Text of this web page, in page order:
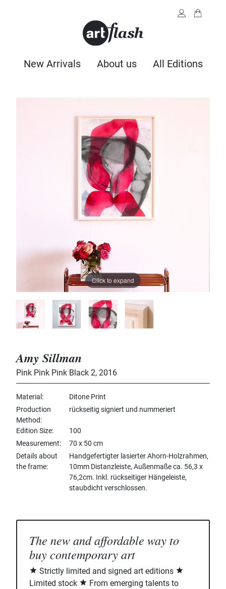
New Arrivals About us All Editions
Click to expand
Amy Sillman
Pink Pink Pink Black 2, 2016
Material
Ditone Print
Production
Method
rückseitig signiert und nummeriert
Edition Size
100
Measurement
70 x 50 cm
Details about
the frame
Handgefertigter lasierter Ahorn-Holzrahmen,
10mm Distanzleiste, Außenmaße ca. 56,3 x
76,2cm. Inkl. rückseitiger Hängeleiste,
staubdicht verschlossen.
The new and affordable way to
buy contemporary art
Strictly limited and signed art editions
Limited stock
From emerging talents to